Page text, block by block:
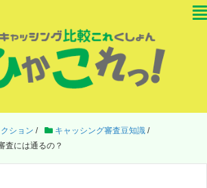
ション / キャッシング審査豆知識 /
査には通るの？